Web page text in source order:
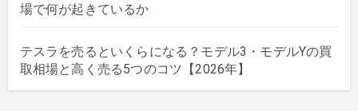
場で何が起きているか
テスラを売るといくらになる？モデル3・モデルYの買
取相場と高く売る5つのコツ【2026年】